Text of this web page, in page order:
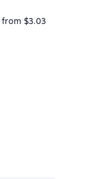
from $3.03